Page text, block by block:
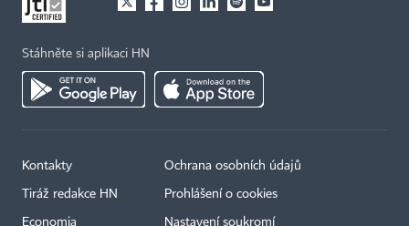
Stáhněte si aplikaci HN
Kontakty
Tiráž redakce HN
Economia
Ochrana osobních údajů
Prohlášení o cookies
Nastavení soukromí